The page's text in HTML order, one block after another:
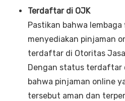
Terdaftar di OJK
Pastikan bahwa
menyediakan pinjaman
terdaftar di Otoritas Jasa
Dengan status terdaftar
bahwa pinjaman online
tersebut aman dan